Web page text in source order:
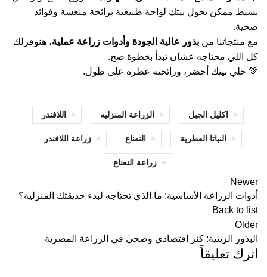
بسيط ممكن يحول بيتك لواحة طبيعية برائحة منعشة وفوائد
صحية.
مع منتجاتنا من بذور عالية الجودة وأدوات زراعة عملية، هنوفرلك
كل اللي محتاجه عشان تبدأ بخطوة صح.
💚 خلي بيتك أخضر، ورائحته عطرة على طول.
اكليل الجبل الزراعة المنزليه اللافندر
النباتا العطرية النعناع زراعة اللافندر
زراعة النعناع
Newer
أدوات الزراعة الأساسية: ما الذي تحتاجه لبدء حديقتك المنزلية؟
Back to list
Older
البذور الزيتية: كنز اقتصادي وصحي في الزراعة المصرية
اترك تعليقاً